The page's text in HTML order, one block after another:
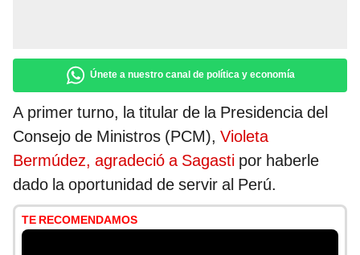
Únete a nuestro canal de política y economía
A primer turno, la titular de la Presidencia del
Consejo de Ministros (PCM), Violeta
Bermúdez, agradeció a Sagasti por haberle
dado la oportunidad de servir al Perú.
TE RECOMENDAMOS